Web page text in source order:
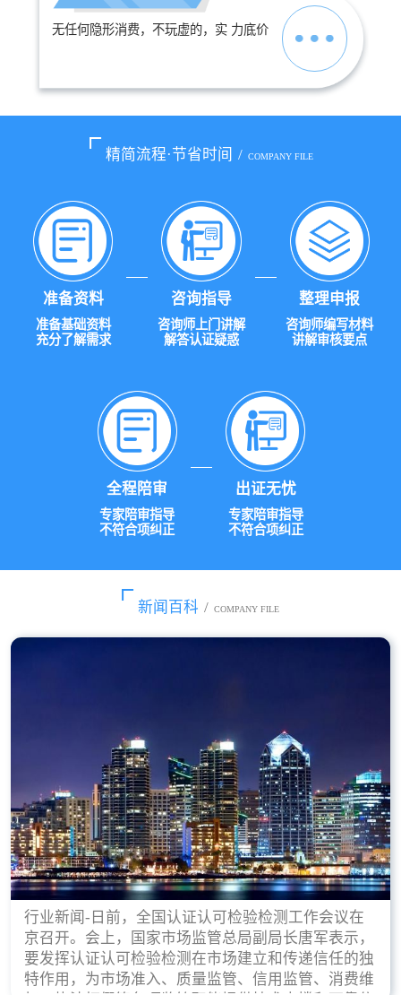
无任何隐形消费，不玩虚的，实 力底价
精简流程·节省时间 / COMPANY FILE
准备资料
准备基础资料
充分了解需求
咨询指导
咨询师上门讲解
解答认证疑惑
整理申报
咨询师编写材料
讲解审核要点
全程陪审
专家陪审指导
不符合项纠正
出证无忧
专家陪审指导
不符合项纠正
新闻百科 / COMPANY FILE
行业新闻-日前，全国认证认可检验检测工作会议在
京召开。会上，国家市场监管总局副局长唐军表示，
要发挥认证认可检验检测在市场建立和传递信任的独
特作用，为市场准入、质量监管、信用监管、消费维